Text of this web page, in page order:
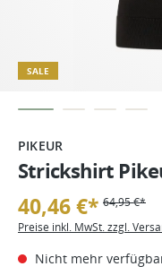
SALE
PIKEUR
Strickshirt
40,46 €* 64,95 €*
Preise inkl. MwSt. zzgl.
Nicht mehr